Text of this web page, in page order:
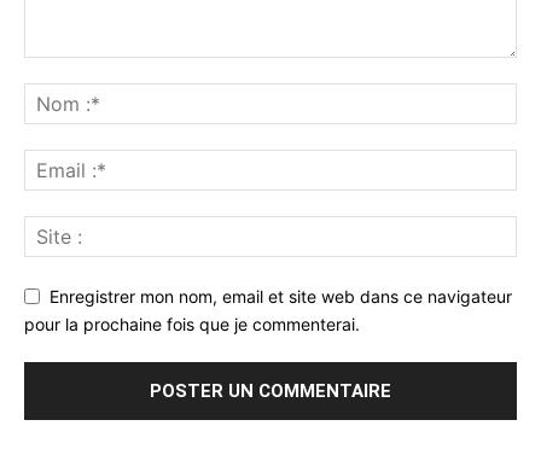
Enregistrer mon nom, email et site web dans ce navigateur
pour la prochaine fois que je commenterai.